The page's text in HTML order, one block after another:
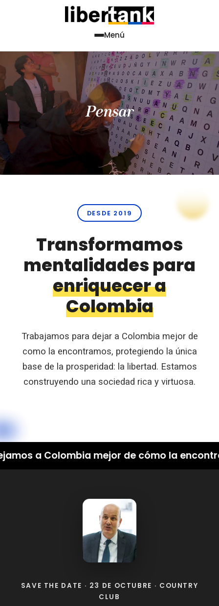
Menú
DESDE 2019
Transformamos
mentalidades para
enriquecer a
Colombia
Trabajamos para dejar a Colombia mejor de
como la encontramos, protegiendo la única
base de la prosperidad: la libertad. Estamos
construyendo una sociedad rica y virtuosa.
a Colombia mejor de cómo la
SAVE THE DATE · 23 DE OCTUBRE · COUNTRY
CLUB